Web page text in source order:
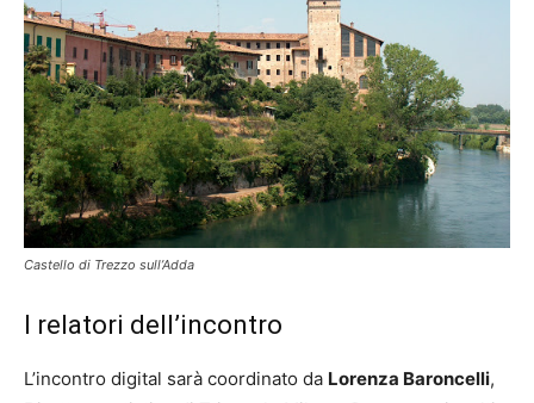
Castello di Trezzo sull’Adda
I relatori dell’incontro
L’incontro digital sarà coordinato da Lorenza Baroncelli,